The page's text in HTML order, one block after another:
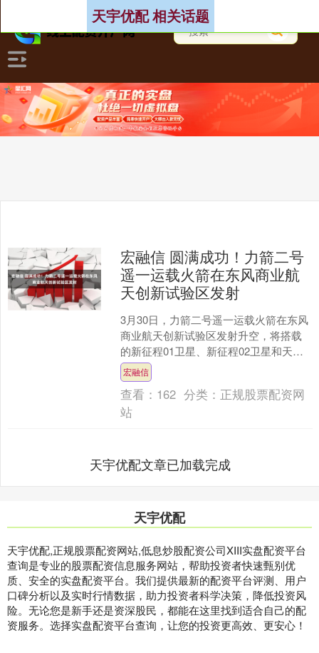
天宇优配 相关话题
宏融信 圆满成功！力箭二号
遥一运载火箭在东风商业航
天创新试验区发射
3月30日，力箭二号遥一运载火箭在东风
商业航天创新试验区发射升空，将搭载
的新征程01卫星、新征程02卫星和天视
卫星01星顺利送入预定轨道，飞行试验
任务取得圆满成....
宏融信
查看： 162 分类： 正规股票配资网
站
天宇优配文章已加载完成
天宇优配
天宇优配,正规股票配资网站,低息炒股配资公司XIII‌实盘配资平台
查询是专业的股票配资信息服务网站，帮助投资者快速甄别优
质、安全的实盘配资平台。我们提供最新的配资平台评测、用户
口碑分析以及实时行情数据，助力投资者科学决策，降低投资风
险。无论您是新手还是资深股民，都能在这里找到适合自己的配
资服务。选择实盘配资平台查询，让您的投资更高效、更安心！